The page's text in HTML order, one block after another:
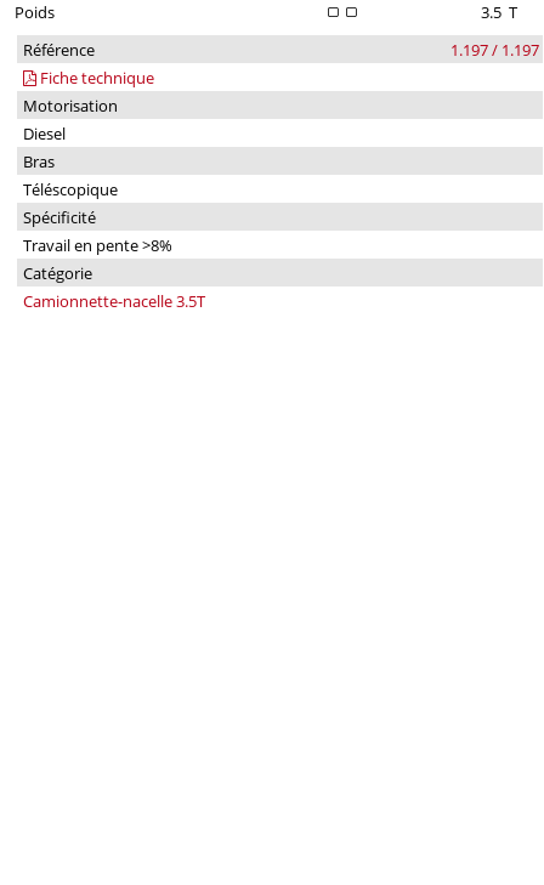
Poids
3.5 T
Référence
1.197 / 1.197
Fiche technique
Motorisation
Diesel
Bras
Téléscopique
Spécificité
Travail en pente >8%
Catégorie
Camionnette-nacelle 3.5T